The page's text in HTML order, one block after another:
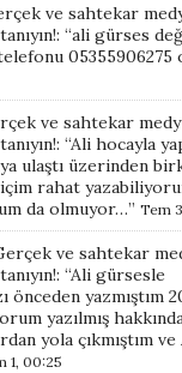
ve sahtekar
: “ali gürses
telefonu 05355906275
ve sahtekar
: “Ali hocayla
ulaştı üzerinden
rahat
da olmuyor…” Tem
ve sahtekar
: “Ali gürsesle
önceden yazmıştım
yazılmış
yola çıkmıştım
1, 00:25